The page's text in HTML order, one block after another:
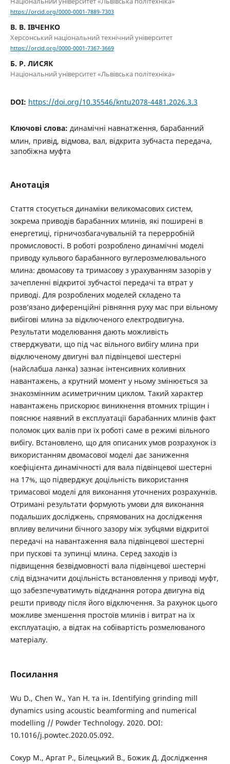
https://orcid.org/0000-0001-7889-7303
В. В. ІВЧЕНКО
Херсонський національний технічний університет
https://orcid.org/0000-0001-7367-3669
Б. Р. ЛИСЯК
Національний університет «Львівська політехніка»
DOI: https://doi.org/10.35546/kntu2078-4481.2026.3.3
Ключові слова: динамічні навнатження, барабанний
млин, привід, відмова, вал, відкрита зубчаста передача,
запобіжна муфта
Анотація
Стаття стосується динаміки великомасових систем,
зокрема приводів барабанних млинів, які поширені в
енергетиці, гірничозбагачувальній та перерробній
промисловості. В роботі розроблено динамічні моделі
приводу кульвого барабанного вуглерозмелювального
млина: двомасову та тримасову з урахуванням зазорів у
зачепленні відкритої зубчастої передачі та втрат у
приводі. Для розроблених моделей складено та
розв’язано диференційні рівняння руху мас при вільному
вибігові млина за відключеного електродвигуна.
Результати моделювання дають можливість
стверджувати, що під час вільного вибігу млина при
відключеному двигуні вал підвінцевої шестерні
(найслабша ланка) зазнає інтенсивних коливних
навантажень, а крутний момент у ньому змінюється за
знакозмінним асиметричним циклом. Такий характер
навантажень прискорює виникнення втомних тріщин і
пояснює наявний в експлуатації барабанних млинів факт
поломок цих валів при їх роботі саме в режимі вільного
вибігу. Встановлено, що для описаних умов розрахунок із
використанням двомасової моделі дає заниження
коефіцієнта динамічності для вала підвінцевої шестерні
на 17%, що підверджує доцільність використання
тримасової моделі для виконання уточнених розрахунків.
Отримані результати формують умови для виконання
подальших досліджень, спрямованих на дослідження
впливу величини бічного зазору між зубцями відкритої
передачі на навантаження вала підвінцевої шестерні
при пускові та зупинці млина. Серед заходів із
підвищення безвідмовності вала підвінцевої шестерні
слід відзначити доцільність встановлення у приводі муфт,
що забезпечуватимуть відєднання ротора двигуна від
решти приводу після його відключення. За рахунок цього
можливе зменшення простоїв млинів і витрат на їх
експлуатацію, а відтак на собівартість розмелюваного
матеріалу.
Посилання
Wu D., Chen W., Yan H. та ін. Identifying grinding mill
dynamics using acoustic beamforming and numerical
modelling // Powder Technology. 2020. DOI:
10.1016/j.powtec.2020.05.092.
Сокур М., Аргат Р., Білецький В., Божик Д. Дослідження